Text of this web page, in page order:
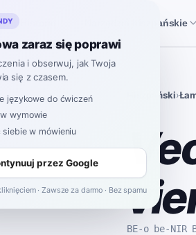
Narzędzia hiszpańskie
Hiszpański›
BE-o be-NIR
zaraz się poprawi
i obserwuj, jak Twoja
się z czasem.
językowe do ćwiczeń
wymowie
siebie w mówieniu
przez Google
· Zawsze za darmo · Bez spamu